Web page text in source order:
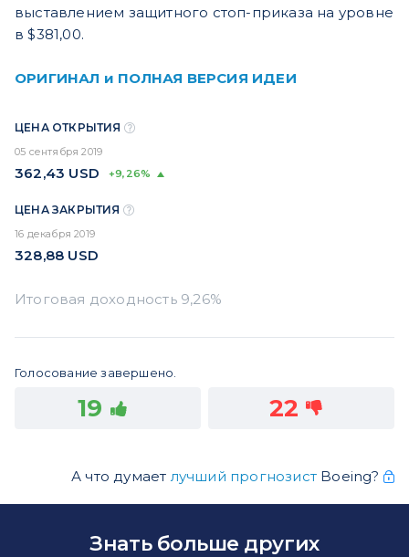
выставлением защитного стоп-приказа на уровне
в $381,00.
ОРИГИНАЛ и ПОЛНАЯ ВЕРСИЯ ИДЕИ
ЦЕНА ОТКРЫТИЯ
05 сентября 2019
362,43 USD +9,26%
ЦЕНА ЗАКРЫТИЯ
16 декабря 2019
328,88 USD
Голосование завершено.
19 22
А что думает лучший прогнозистBoeing?
Знать больше других